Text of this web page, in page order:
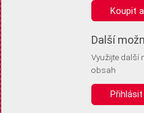
Anonymní unikátní ID
Díky němu příště poznáme, že se
Identifikátor je zcela anonymní.
Vaše souhlasy a odmítnutí si
vás už příště znovu neptali. Můžete
Koupit
Další
Využijte další
obsah